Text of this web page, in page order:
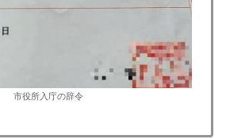
市役所入庁の辞令